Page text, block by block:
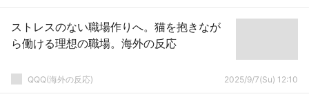
ストレスのない職場作りへ。猫を抱きなが
ら働ける理想の職場。海外の反応
QQQ(海外の反応) 2025/9/7(Su) 12:10